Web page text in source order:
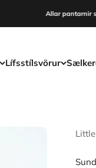
Allar pantarnir
Lífsstílsvörur